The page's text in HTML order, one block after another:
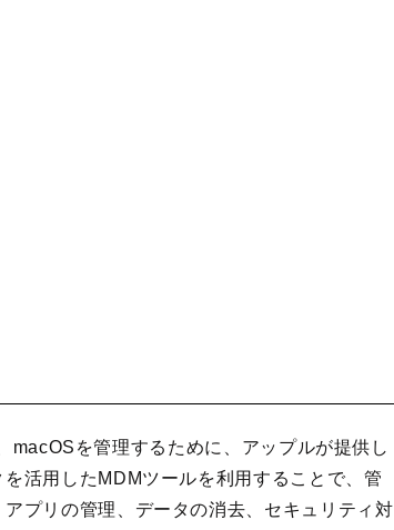
を管理するために、アップルが提供し
活用したMDMツールを利用することで、管
プリの管理、データの消去、セキュリティ対